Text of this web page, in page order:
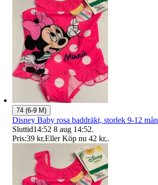
74 (6-9 M)
Disney Baby rosa baddräkt, storlek 9-12 mån
Sluttid14:52 8 aug 14:52.
Pris:39 kr,Eller Köp nu 42 kr,.